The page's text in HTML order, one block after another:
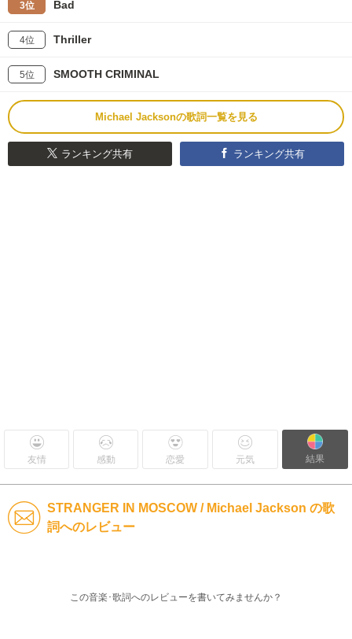
3位 Bad
4位 Thriller
5位 SMOOTH CRIMINAL
Michael Jacksonの歌詞一覧を見る
ランキング共有 ランキング共有
友情 感動 恋愛 元気 結果
STRANGER IN MOSCOW / Michael Jackson の歌
詞へのレビュー
この音楽･歌詞へのレビューを書いてみませんか？